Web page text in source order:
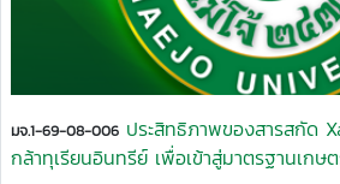
มจ.1-69-08-006 ประสิทธิภาพของสารสกัด
กล้าทุเรียนอินทรีย์ เพื่อเข้าสู่มาตรฐานเกษ